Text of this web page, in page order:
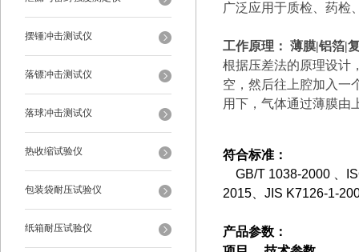
摆锤冲击测试仪
落镖冲击测试仪
落球冲击测试仪
热收缩试验仪
包装袋耐压试验仪
纸箱耐压试验仪
广泛应用于质检、药检
工作原理： 薄膜|铝箔|
根据压差法的原理设计
空，然后往上腔加入一
用下，气体通过薄膜由
符合标准：
GB/T 1038-2000
、
2015、JIS K7126-1-
产品参数：